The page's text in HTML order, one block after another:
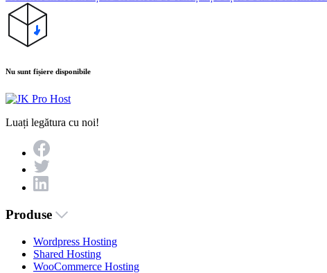
Nu sunt fișiere disponibile
Luați legătura cu noi!
Produse
Wordpress Hosting
Shared Hosting
WooCommerce Hosting